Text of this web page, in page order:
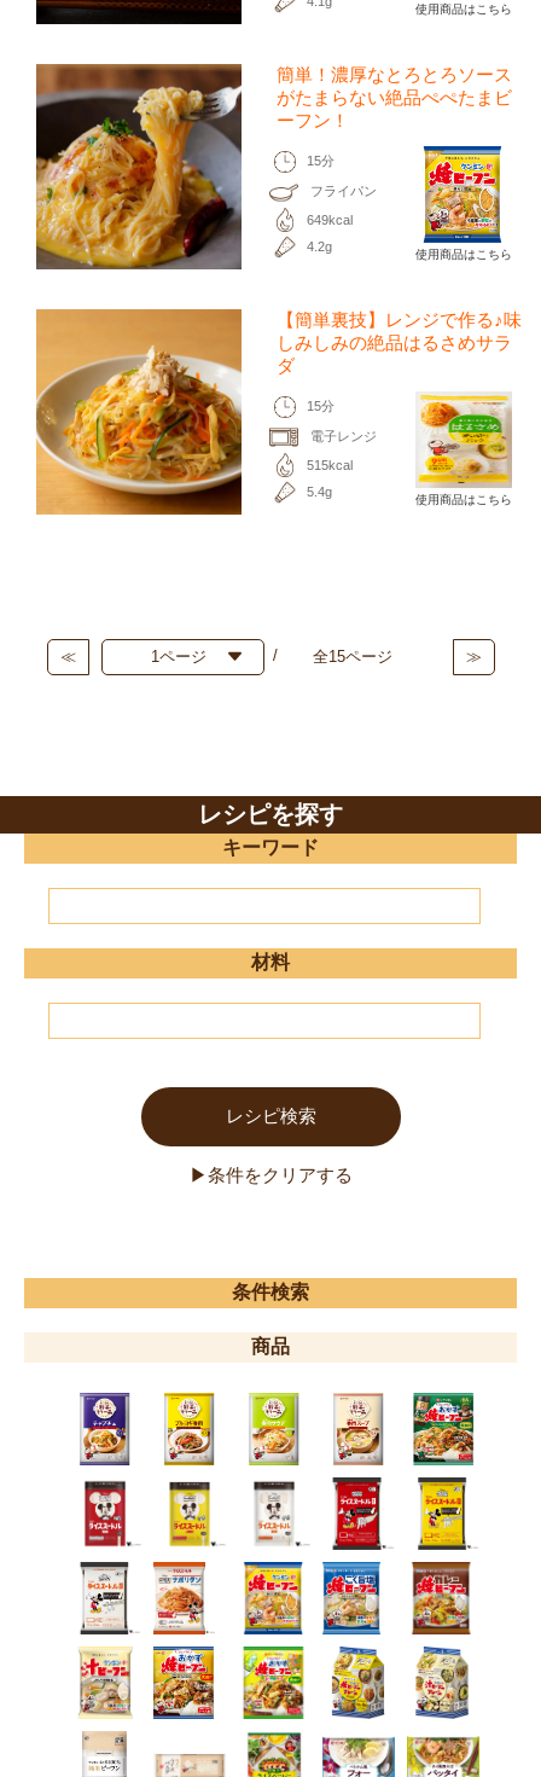
使用商品はこちら
簡単！濃厚なとろとろソース
がたまらない絶品ぺぺたまビ
ーフン！
15分
フライパン
649kcal
4.2g
使用商品はこちら
【簡単裏技】レンジで作る♪味
しみしみの絶品はるさめサラ
ダ
15分
電子レンジ
515kcal
5.4g
使用商品はこちら
≪ 全15ページ ≫
レシピを探す
キーワード
材料
条件検索
商品